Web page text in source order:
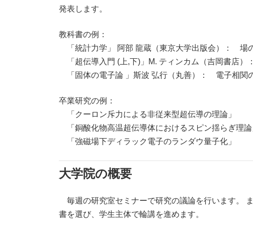
発表します。
教科書の例：
「統計力学」 阿部 龍蔵（東京大学出版会）： 場
「超伝導入門 (上,下)」M. ティンカム（吉岡書店
「固体の電子論 」斯波 弘行（丸善）： 電子相関
卒業研究の例：
「クーロン斥力による非従来型超伝導の理論」
「銅酸化物高温超伝導体におけるスピン揺らぎ理論
「強磁場下ディラック電子のランダウ量子化」
大学院の概要
毎週の研究室セミナーで研究の議論を行います。
書を選び、学生主体で輪講を進めます。